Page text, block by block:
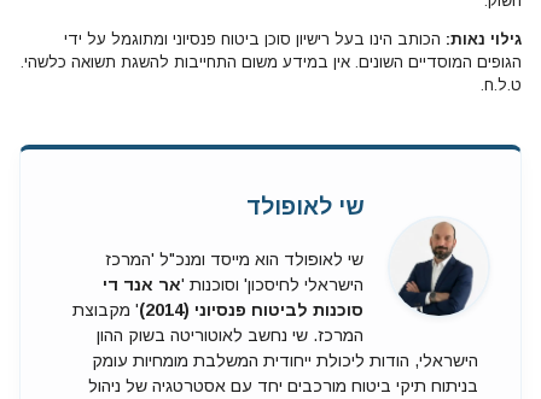
גילוי נאות: הכותב הינו בעל רישיון סוכן ביטוח פנסיוני ומתוגמל על ידי
הגופים המוסדיים השונים. אין במידע משום התחייבות להשגת תשואה כלשהי.
ט.ל.ח.
שי לאופולד
שי לאופולד הוא מייסד ומנכ"ל 'המרכז
הישראלי לחיסכון' וסוכנות 'אר אנד די
סוכנות לביטוח פנסיוני (2014)
' מקבוצת
המרכז. שי נחשב לאוטוריטה בשוק ההון
הישראלי, הודות ליכולת ייחודית המשלבת מומחיות עומק
בניתוח תיקי ביטוח מורכבים יחד עם אסטרטגיה של ניהול